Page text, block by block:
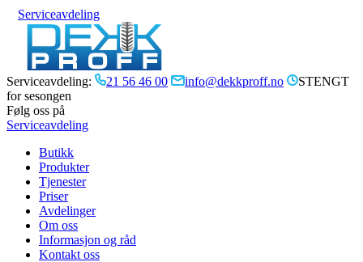
Serviceavdeling
Serviceavdeling: 21 56 46 00 info@dekkproff.no
STENGT
for sesongen
Følg oss på
Serviceavdeling
Butikk
Produkter
Tjenester
Priser
Avdelinger
Om oss
Informasjon og råd
Kontakt oss